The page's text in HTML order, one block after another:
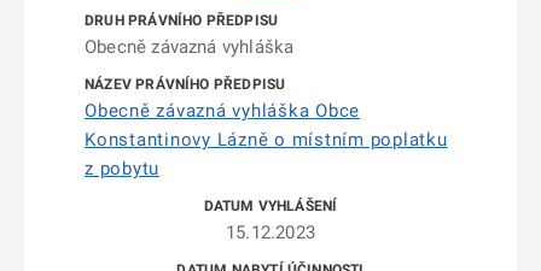
Obecně závazná vyhláška
Obecně závazná vyhláška Obce
Konstantinovy Lázně o místním poplatku
z pobytu
15.12.2023